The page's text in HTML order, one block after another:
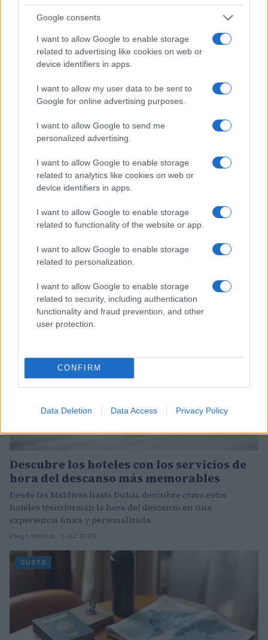
Google consents
I want to allow Google to enable storage
related to advertising like cookies on web or
device identifiers in apps.
I want to allow my user data to be sent to
Google for online advertising purposes.
I want to allow Google to send me
personalized advertising.
I want to allow Google to enable storage
related to analytics like cookies on web or
device identifiers in apps.
I want to allow Google to enable storage
related to functionality of the website or app.
I want to allow Google to enable storage
related to personalization.
I want to allow Google to enable storage
related to security, including authentication
functionality and fraud prevention, and other
user protection.
CONFIRM
Data Deletion Data Access Privacy Policy
GUSTO
Descubre por qué la tarjeta American
recompensas
La tarjeta American Express Gold destaca por sus categorías
de bonificación en restaurantes, supermercados y viajes,
junto con créditos anuales que compensan…
GUSTO
Descubre los hoteles con los servicios de
hora del descanso más memorables
Desde las Maldivas hasta Dubái, descubre cómo estos
hoteles transforman la hora del descanso en una
experiencia única y personalizada.
Diego Herrera · 5 Jul 2026
GUSTO